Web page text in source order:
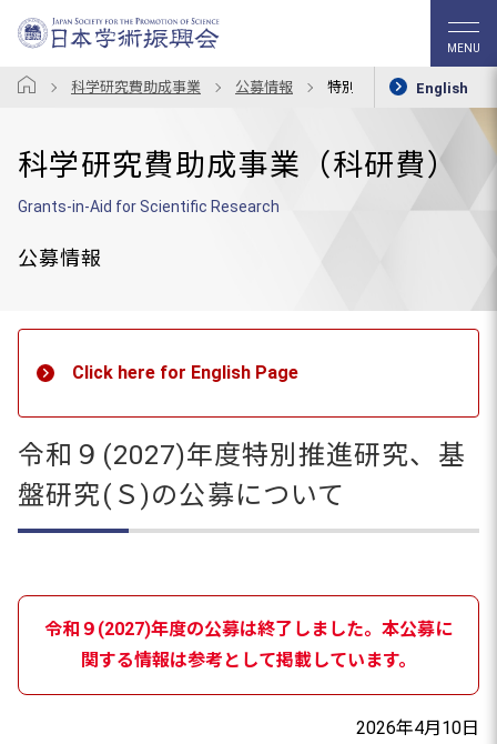
MENU
科学研究費助成事業 公募情報 特別推進研究・基盤研究
English
科学研究費助成事業（科研費）
Grants-in-Aid for Scientific Research
公募情報
Click here for English Page
令和９(2027)年度特別推進研究、基
盤研究(Ｓ)の公募について
令和９(2027)年度の公募は終了しました。本公募に
関する情報は参考として掲載しています。
2026年4月10日